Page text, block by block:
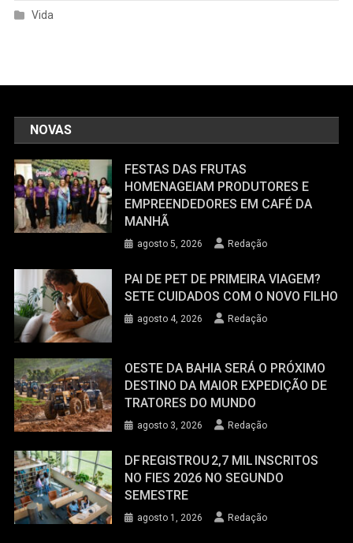
Vida
NOVAS
FESTAS DAS FRUTAS
HOMENAGEIAM PRODUTORES E
EMPREENDEDORES EM CAFÉ DA
MANHÃ
agosto 5, 2026 Redação
PAI DE PET DE PRIMEIRA VIAGEM?
SETE CUIDADOS COM O NOVO FILHO
agosto 4, 2026 Redação
OESTE DA BAHIA SERÁ O PRÓXIMO
DESTINO DA MAIOR EXPEDIÇÃO DE
TRATORES DO MUNDO
agosto 3, 2026 Redação
DF REGISTROU 2,7 MIL INSCRITOS
NO FIES 2026 NO SEGUNDO
SEMESTRE
agosto 1, 2026 Redação